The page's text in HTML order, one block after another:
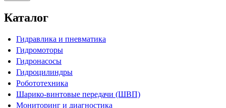
Каталог
Гидравлика и пневматика
Гидромоторы
Гидронасосы
Гидроцилиндры
Робототехника
Шарико-винтовые передачи (ШВП)
Мониторинг и диагностика